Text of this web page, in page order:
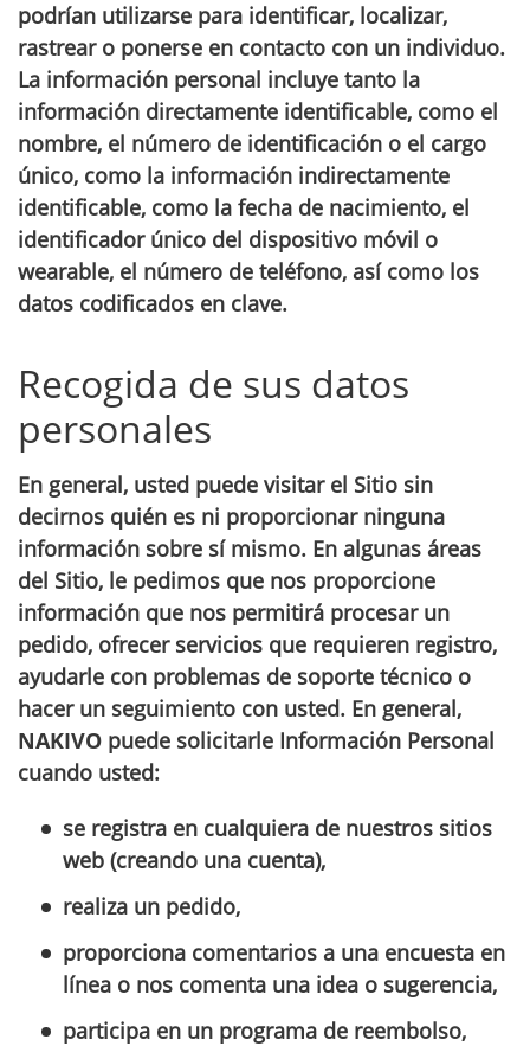
podrían utilizarse para identificar, localizar,
rastrear o ponerse en contacto con un individuo.
La información personal incluye tanto la
información directamente identificable, como el
nombre, el número de identificación o el cargo
único, como la información indirectamente
identificable, como la fecha de nacimiento, el
identificador único del dispositivo móvil o
wearable, el número de teléfono, así como los
datos codificados en clave.
Recogida de sus datos
personales
En general, usted puede visitar el Sitio sin
decirnos quién es ni proporcionar ninguna
información sobre sí mismo. En algunas áreas
del Sitio, le pedimos que nos proporcione
información que nos permitirá procesar un
pedido, ofrecer servicios que requieren registro,
ayudarle con problemas de soporte técnico o
hacer un seguimiento con usted. En general,
NAKIVO puede solicitarle Información Personal
cuando usted:
se registra en cualquiera de nuestros sitios
web (creando una cuenta),
realiza un pedido,
proporciona comentarios a una encuesta en
línea o nos comenta una idea o sugerencia,
participa en un programa de reembolso,